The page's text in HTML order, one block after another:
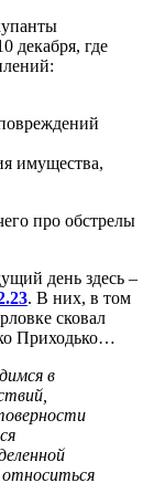
декабря, где
имущества,
про обстрелы
день здесь –
. В них, в том
сковал
Приходько…
в